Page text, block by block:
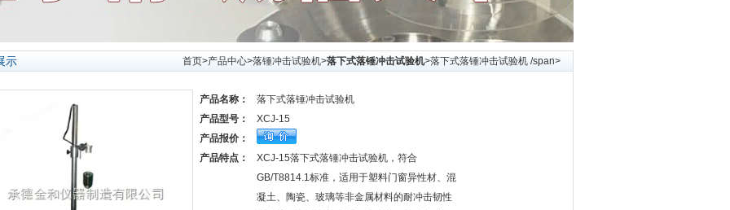
示 首页>产品中心>落锤冲击试验机>落下式落锤冲击试验机>落下式落锤冲击试验机 /span>
产品名称：
落下式落锤冲击试验机
产品型号：
XCJ-15
产品报价：
产品特点：
XCJ-15落下式落锤冲击试验机，符合
GB/T8814.1标准，适用于塑料门窗异性材、混
凝土、陶瓷、玻璃等非金属材料的耐冲击韧性